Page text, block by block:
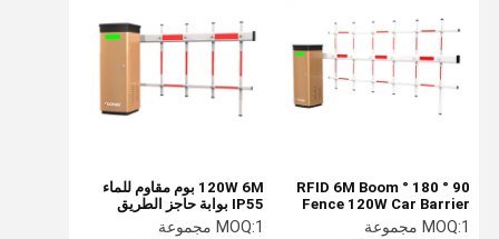
90 ° 180 ° RFID 6M Boom
Fence 120W Car Barrier
Gate
MOQ:1 مجموعة
120W 6M بوم مقاوم للماء
IP55 بوابة حاجز الطريق
MOQ:1 مجموعة